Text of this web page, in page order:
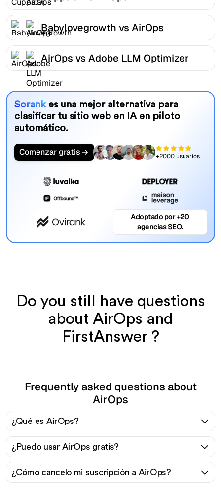
Babylovegrowth vs AirOps
AirOps vs Adobe LLM Optimizer
Sorankes una mejor alternativa para
clasificar tu sitio web en IA en piloto
automático.
Comenzar gratis +2000 usuarios
Adoptado por +20
agencias SEO.
Do you still have questions
about AirOps and
FirstAnswer ?
Frequently asked questions about
AirOps
¿Qué es AirOps?
¿Puedo usar AirOps gratis?
¿Cómo cancelo mi suscripción a AirOps?